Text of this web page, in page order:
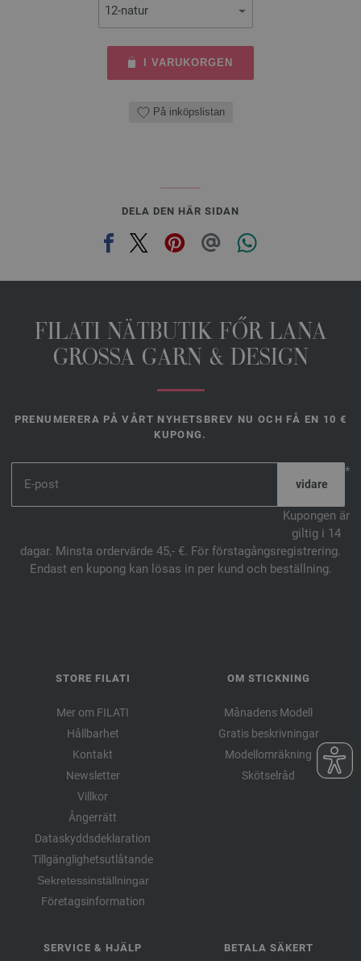
I VARUKORGEN
På inköpslistan
DELA DEN HÄR SIDAN
FILATI NÄTBUTIK FŐR LANA
GROSSA GARN & DESIGN
PRENUMERERA PÅ VÅRT NYHETSBREV NU OCH FÅ EN 10 €
KUPONG.
*
Kupongen är
giltig i 14
dagar. Minsta ordervärde 45,- €. För förstagångsregistrering.
Endast en kupong kan lösas in per kund och beställning.
STORE FILATI
Mer om FILATI
Hållbarhet
Kontakt
Newsletter
Villkor
Ångerrätt
Dataskyddsdeklaration
Tillgänglighetsutlåtande
Sekretessinställningar
Företagsinformation
OM STICKNING
Månadens Modell
Gratis beskrivningar
Modellomräkning
Skötselråd
SERVICE & HJÄLP BETALA SÄKERT